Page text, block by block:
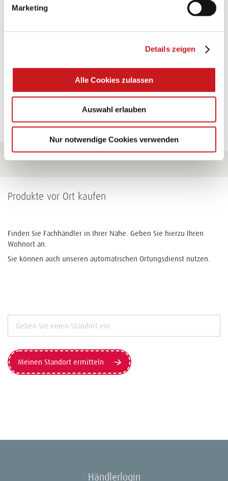
Marketing
Details zeigen
Alle Cookies zulassen
Auswahl erlauben
Nur notwendige Cookies verwenden
bekleben, bemalen, falten... und für viele
Zum Tipp
Zu allen Tipps
Produkte vor Ort kaufen
Finden Sie Fachhändler in Ihrer Nähe. Geben Sie hierzu Ihren
Wohnort an.
Sie können auch unseren automatischen Ortungsdienst nutzen.
Meinen Standort ermitteln
Händlerlogin